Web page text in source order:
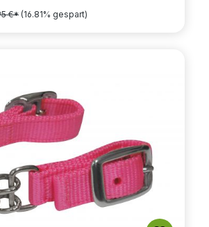
€* (16.81% gespart)